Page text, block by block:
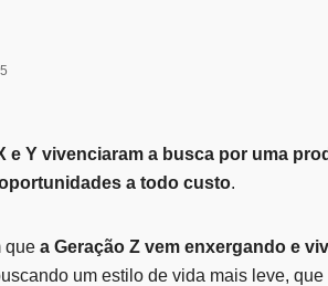
e Y vivenciaram a busca por uma
a todo custo.
que a Geração Z vem enxergando e
um estilo de vida mais leve,